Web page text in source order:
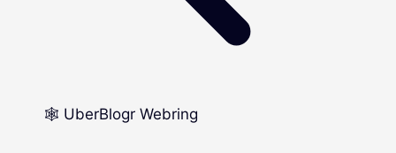
🕸️ UberBlogr Webring